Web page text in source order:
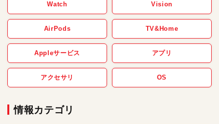
Watch Vision
AirPods TV&Home
Appleサービス アプリ
アクセサリ OS
情報カテゴリ